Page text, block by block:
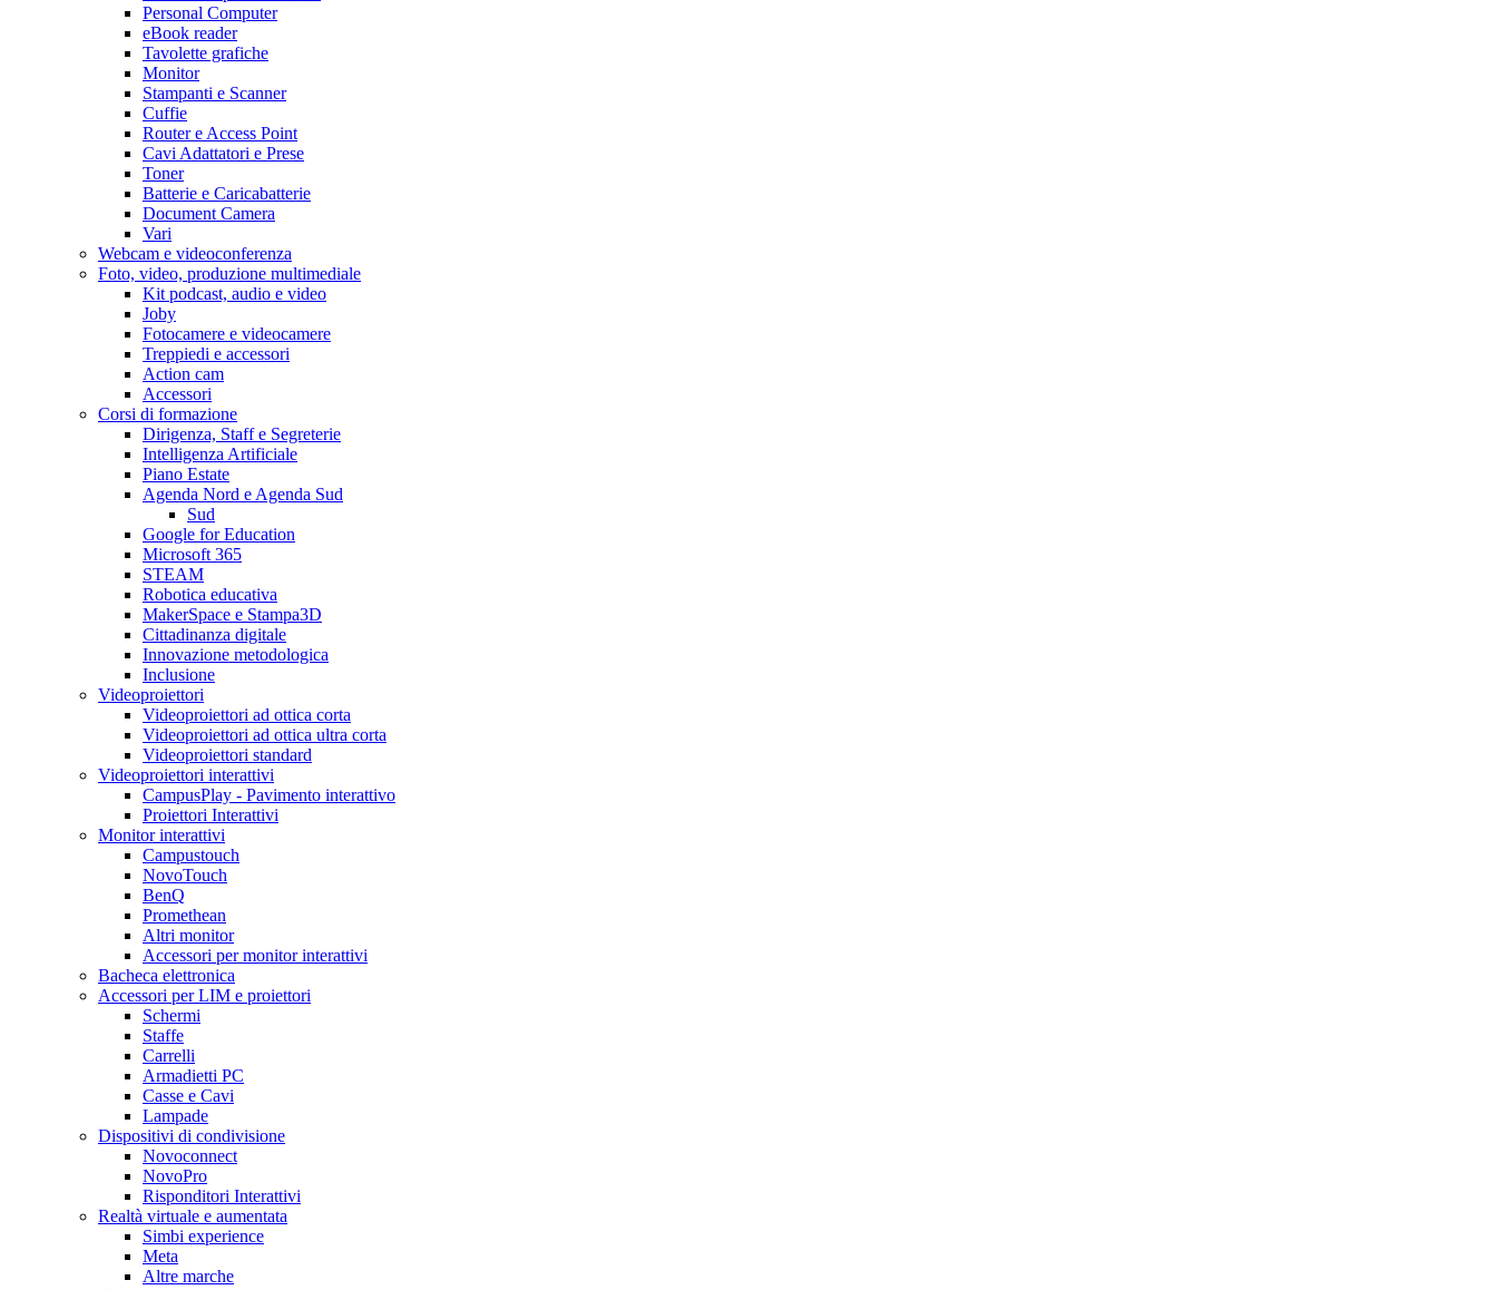
Personal Computer
eBook reader
Tavolette grafiche
Monitor
Stampanti e Scanner
Cuffie
Router e Access Point
Cavi Adattatori e Prese
Toner
Batterie e Caricabatterie
Document Camera
Vari
Webcam e videoconferenza
Foto, video, produzione multimediale
Kit podcast, audio e video
Joby
Fotocamere e videocamere
Treppiedi e accessori
Action cam
Accessori
Corsi di formazione
Dirigenza, Staff e Segreterie
Intelligenza Artificiale
Piano Estate
Agenda Nord e Agenda Sud
Sud
Google for Education
Microsoft 365
STEAM
Robotica educativa
MakerSpace e Stampa3D
Cittadinanza digitale
Innovazione metodologica
Inclusione
Videoproiettori
Videoproiettori ad ottica corta
Videoproiettori ad ottica ultra corta
Videoproiettori standard
Videoproiettori interattivi
CampusPlay - Pavimento interattivo
Proiettori Interattivi
Monitor interattivi
Campustouch
NovoTouch
BenQ
Promethean
Altri monitor
Accessori per monitor interattivi
Bacheca elettronica
Accessori per LIM e proiettori
Schermi
Staffe
Carrelli
Armadietti PC
Casse e Cavi
Lampade
Dispositivi di condivisione
Novoconnect
NovoPro
Risponditori Interattivi
Realtà virtuale e aumentata
Simbi experience
Meta
Altre marche